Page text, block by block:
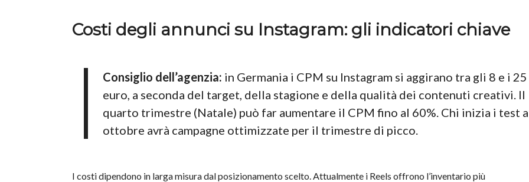
Costi degli annunci su Instagram: gli indicatori chiave
Consiglio dell’agenzia: in Germania i CPM su Instagram si aggirano tra gli 8 e i 25
euro, a seconda del target, della stagione e della qualità dei contenuti creativi. Il
quarto trimestre (Natale) può far aumentare il CPM fino al 60%. Chi inizia i test a
ottobre avrà campagne ottimizzate per il trimestre di picco.
I costi dipendono in larga misura dal posizionamento scelto. Attualmente i Reels offrono l’inventario più